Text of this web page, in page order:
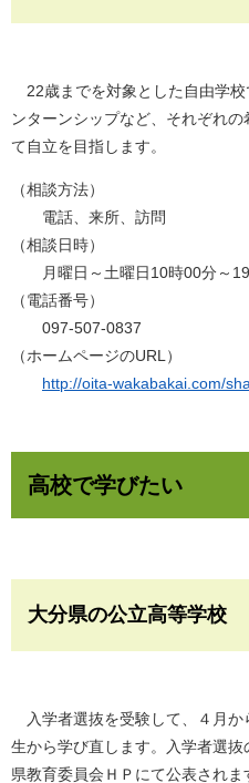
22歳までを対象とした自由学校
ンターンシップなど、それぞれ
て自立を目指します。
（相談方法）
電話、来所、訪問
（相談日時）
月曜日～土曜日10時00分～
（電話番号）
097-507-0837
（ホームページのURL）
http://oita-wakabakai.com/
高校で学びたい
大分県の公立高等学校
入学者選抜を受験して、４月か
生から学び直します。入学者選
県教育委員会ＨＰにて公表され